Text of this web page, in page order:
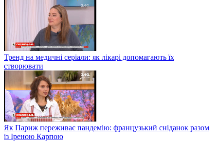
Тренд на медичні серіали: як лікарі допомагають їх
створювати
Як Париж переживає пандемію: французький сніданок разом
із Іреною Карпою